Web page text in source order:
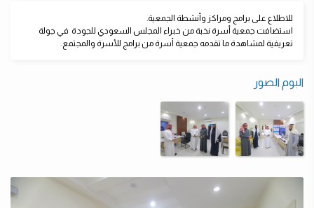
للاطلاع على برامج ومراكز وأنشطة الجمعية.
استضافت جمعية أسرة نخبة من خبراء المجلس السعودي للجودة ‬⁩ في جولة
تعريفية لمشاهدة ما تقدمه ⁧‫جمعية أسرة‬⁩ من برامج للأسرة والمجتمع.
البوم الصور